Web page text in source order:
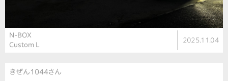
N-BOX
Custom L
2025.11.04
きぜん1044さん